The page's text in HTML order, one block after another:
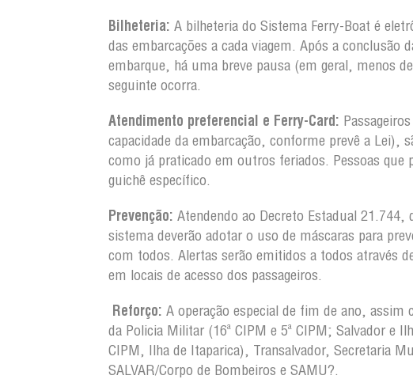
Bilheteria: A bilheteria do Sistema Ferry-Boat é
das embarcações a cada viagem. Após a conclusão
embarque, há uma breve pausa (em geral, menos
seguinte ocorra.
Atendimento preferencial e Ferry-Card:
capacidade da embarcação, conforme prevê a Lei),
como já praticado em outros feriados. Pessoas
guichê específico.
Prevenção: Atendendo ao Decreto Estadual
sistema deverão adotar o uso de máscaras para
com todos. Alertas serão emitidos a todos através
em locais de acesso dos passageiros.
Reforço: A operação especial de fim de ano,
da Policia Militar (16ª CIPM e 5ª CIPM; Salvador e
CIPM, Ilha de Itaparica), Transalvador, Secretaria
SALVAR/Corpo de Bombeiros e SAMU?.